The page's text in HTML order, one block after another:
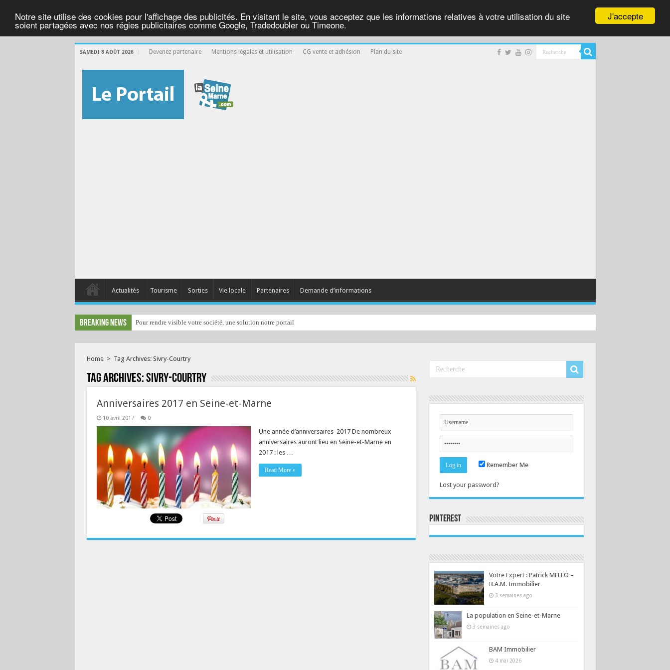
J'accepte
Notre site utilise des cookies pour l'affichage des publicités. En visitant le site, vous acceptez que les informations relatives à votre utilisation du site
soient partagées avec nos régies publicitaires comme Google, Tradedoubler ou Timeone.
SAMEDI 8 AOÛT 2026 Devenez partenaire Mentions légales et utilisation CG vente et adhésion Plan du site
Actualités Tourisme Sorties Vie locale Partenaires Demande d’informations
Breaking News Pour rendre visible votre société, une solution notre portail
Home > Tag Archives: Sivry-Courtry
Tag Archives:Sivry-Courtry
Anniversaires 2017 en Seine-et-Marne
10 avril 2017 0
Une année d’anniversaires 2017 De nombreux
anniversaires auront lieu en Seine-et-Marne en
2017 : les …
Read More »
Remember Me
Lost your password?
Pinterest
Votre Expert : Patrick MELEO –
B.A.M. Immobilier
3 semaines ago
La population en Seine-et-Marne
3 semaines ago
BAM Immobilier
4 mai 2026